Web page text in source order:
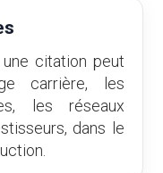
citation peut
carrière, les
les réseaux
dans le